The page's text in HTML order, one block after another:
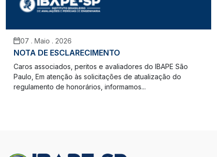
07 . Maio . 2026
NOTA DE ESCLARECIMENTO
Caros associados, peritos e avaliadores do IBAPE São
Paulo, Em atenção às solicitações de atualização do
regulamento de honorários, informamos...